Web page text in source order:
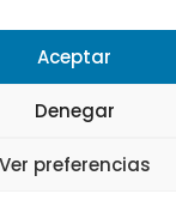
Aceptar
Denegar
Ver preferencias
Política de
de cookies
los derechos